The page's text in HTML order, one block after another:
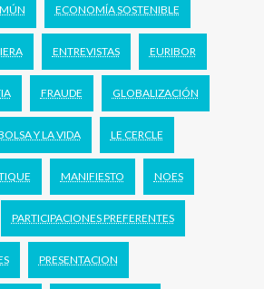
ECONOMÍA SOSTENIBLE
ENTREVISTAS EURIBOR
FRAUDE GLOBALIZACIÓN
Y LA VIDA LE CERCLE
MANIFIESTO NOES
PARTICIPACIONES PREFERENTES
PRESENTACION